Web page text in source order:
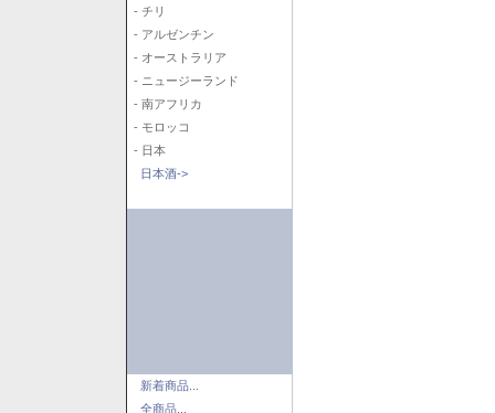
- チリ
- アルゼンチン
- オーストラリア
- ニュージーランド
- 南アフリカ
- モロッコ
- 日本
日本酒->
新着商品...
全商品...